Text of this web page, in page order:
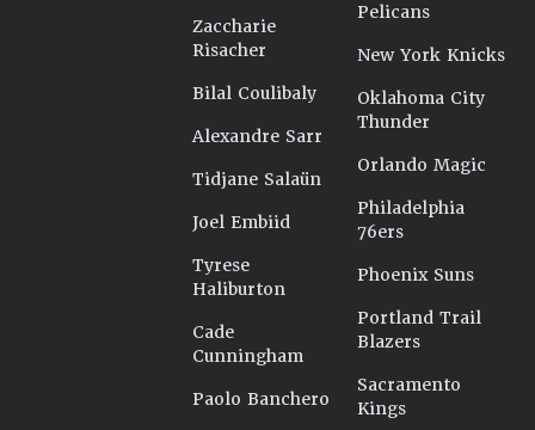
Zaccharie
Risacher
Bilal Coulibaly
Alexandre Sarr
Tidjane Salaün
Joel Embiid
Tyrese
Haliburton
Cade
Cunningham
Paolo Banchero
Pelicans
New York Knicks
Oklahoma City
Thunder
Orlando Magic
Philadelphia
76ers
Phoenix Suns
Portland Trail
Blazers
Sacramento
Kings